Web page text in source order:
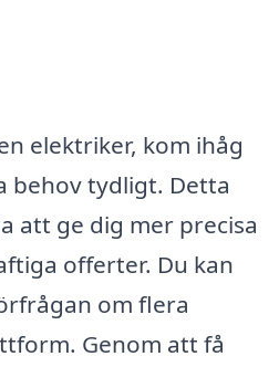
elektriker, kom ihåg
behov tydligt. Detta
att ge dig mer precisa
offerter. Du kan
om flera
Genom att få